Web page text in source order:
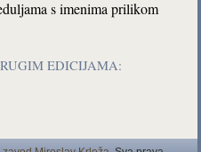
s imenima prilikom
EDICIJAMA: